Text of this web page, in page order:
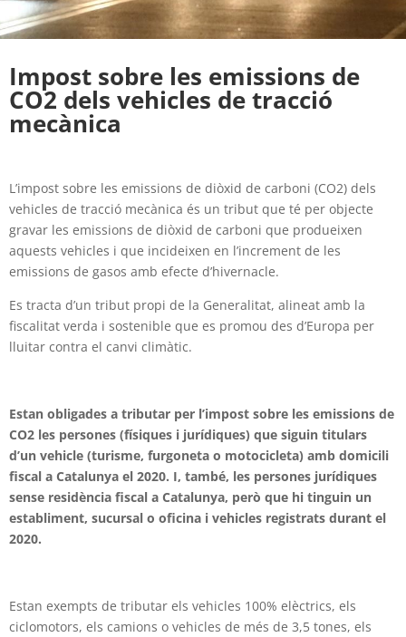
Impost sobre les emissions de
CO2 dels vehicles de tracció
mecànica
L’impost sobre les emissions de diòxid de carboni (CO2) dels
vehicles de tracció mecànica és un tribut que té per objecte
gravar les emissions de diòxid de carboni que produeixen
aquests vehicles i que incideixen en l’increment de les
emissions de gasos amb efecte d’hivernacle.
Es tracta d’un tribut propi de la Generalitat, alineat amb la
fiscalitat verda i sostenible que es promou des d’Europa per
lluitar contra el canvi climàtic.
Estan obligades a tributar per l’impost sobre les emissions de
CO2 les persones (físiques i jurídiques) que siguin titulars
d’un vehicle (turisme, furgoneta o motocicleta) amb domicili
fiscal a Catalunya el 2020. I, també, les persones jurídiques
sense residència fiscal a Catalunya, però que hi tinguin un
establiment, sucursal o oficina i vehicles registrats durant el
2020.
Estan exempts de tributar els vehicles 100% elèctrics, els
ciclomotors, els camions o vehicles de més de 3,5 tones, els